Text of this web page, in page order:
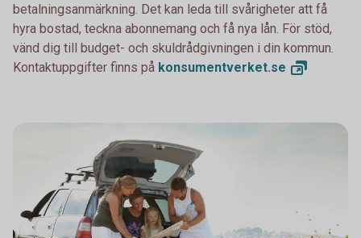
betalningsanmärkning. Det kan leda till svårigheter att få
hyra bostad, teckna abonnemang och få nya lån. För stöd,
vänd dig till budget- och skuldrådgivningen i din kommun.
Kontaktuppgifter finns på konsumentverket.se